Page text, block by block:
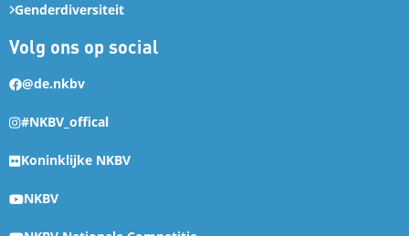
Genderdiversiteit
Volg ons op social
@de.nkbv
#NKBV_offical
Koninklijke NKBV
NKBV